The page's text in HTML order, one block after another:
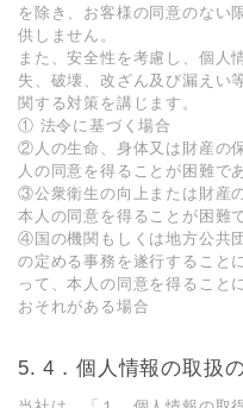
を除き、お客様の同意のない
供しません。
また、安全性を考慮し、個⼈
失、破壊、改ざん及び漏えい
関する対策を講じます。
① 法令に基づく場合
②⼈の⽣命、⾝体⼜は財産の
⼈の同意を得ることが困難で
③公衆衛⽣の向上または財産
本⼈の同意を得ることが困難
④国の機関もしくは地⽅公共
の定める事務を遂⾏すること
って、本⼈の同意を得ること
おそれがある場合
4．個⼈情報の取扱